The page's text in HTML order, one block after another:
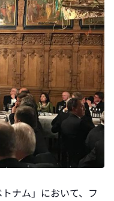
ナム」において、フ